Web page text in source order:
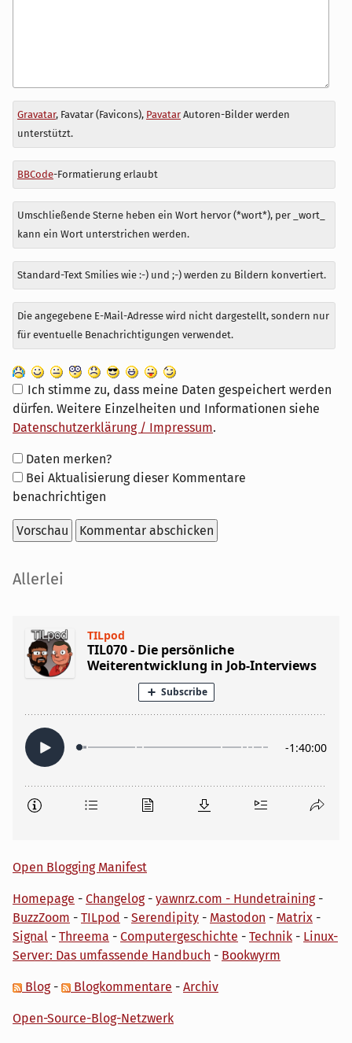
Antwort
zu
Gravatar, Favatar (Favicons), PavatarAutoren-Bilder werden
unterstützt.
BBCode-Formatierung erlaubt
Umschließende Sterne heben ein Wort hervor (*wort*), per _wort_
kann ein Wort unterstrichen werden.
Standard-Text Smilies wie :-) und ;-) werden zu Bildern konvertiert.
Die angegebene E-Mail-Adresse wird nicht dargestellt, sondern nur
für eventuelle Benachrichtigungen verwendet.
Ich stimme zu, dass meine Daten gespeichert werden
dürfen. Weitere Einzelheiten und Informationen siehe
Datenschutzerklärung / Impressum.
Formular-
Optionen
Daten merken?
Bei Aktualisierung dieser Kommentare
benachrichtigen
Seitenleiste
Allerlei
Open Blogging Manifest
Homepage - Changelog- yawnrz.com - Hundetraining-
BuzzZoom - TILpod - Serendipity - Mastodon - Matrix -
Signal - Threema - Computergeschichte - Technik - Linux-
Server: Das umfassende Handbuch - Bookwyrm
Blog- Blogkommentare - Archiv
Open-Source-Blog-Netzwerk